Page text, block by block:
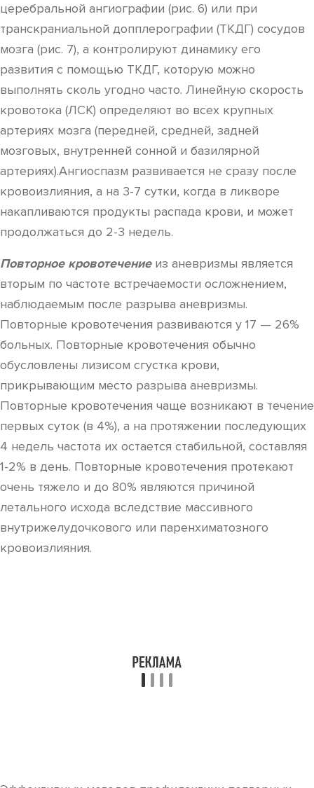
церебральной ангиографии (рис. 6) или при
транскраниальной допплерографии (ТКДГ) сосудов
мозга (рис. 7), а контролируют динамику его
развития с помощью ТКДГ, которую можно
выполнять сколь угодно часто. Линейную скорость
кровотока (ЛСК) определяют во всех крупных
артериях мозга (передней, средней, задней
мозговых, внутренней сонной и базилярной
артериях).Ангиоспазм развивается не сразу после
кровоизлияния, а на 3-7 сутки, когда в ликворе
накапливаются продукты распада крови, и может
продолжаться до 2-3 недель.
Повторное кровотечениеиз аневризмы является
вторым по частоте встречаемости осложнением,
наблюдаемым после разрыва аневризмы.
Повторные кровотечения развиваются у 17 — 26%
больных. Повторные кровотечения обычно
обусловлены лизисом сгустка крови,
прикрывающим место разрыва аневризмы.
Повторные кровотечения чаще возникают в течение
первых суток (в 4%), а на протяжении последующих
4 недель частота их остается стабильной, составляя
1-2% в день. Повторные кровотечения протекают
очень тяжело и до 80% являются причиной
летального исхода вследствие массивного
внутрижелудочкового или паренхиматозного
кровоизлияния.